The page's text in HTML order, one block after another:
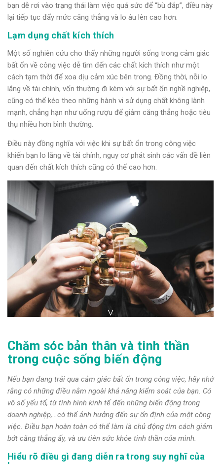
bạn dễ rơi vào trạng thái làm việc quá sức để “bù đắp”, điều này
lại tiếp tục đẩy mức căng thẳng và lo âu lên cao hơn.
Lạm dụng chất kích thích
Một số nghiên cứu cho thấy những người sống trong cảm giác
bất ổn về công việc dễ tìm đến các chất kích thích như một
cách tạm thời để xoa dịu cảm xúc bên trong. Đồng thời, nỗi lo
lắng về tài chính, vốn thường đi kèm với sự bất ổn nghề nghiệp,
cũng có thể kéo theo những hành vi sử dụng chất không lành
mạnh, chẳng hạn như uống rượu để giảm căng thẳng hoặc tiêu
thụ nhiều hơn bình thường.
Điều này đồng nghĩa với việc khi sự bất ổn trong công việc
khiến bạn lo lắng về tài chính, nguy cơ phát sinh các vấn đề liên
quan đến chất kích thích cũng có thể cao hơn.
Chăm sóc bản thân và tinh thần
trong cuộc sống biến động
Nếu bạn đang trải qua cảm giác bất ổn trong công việc, hãy nhớ
rằng có những điều nằm ngoài khả năng kiểm soát của bạn. Có
vô số yếu tố, từ tình hình kinh tế đến những biến động trong
doanh nghiệp,…có thể ảnh hưởng đến sự ổn định của một công
việc. Điều bạn hoàn toàn có thể làm là chủ động tìm cách giảm
bớt căng thẳng ấy, và ưu tiên sức khỏe tinh thần của mình.
Hiểu rõ điều gì đang diễn ra trong suy nghĩ của